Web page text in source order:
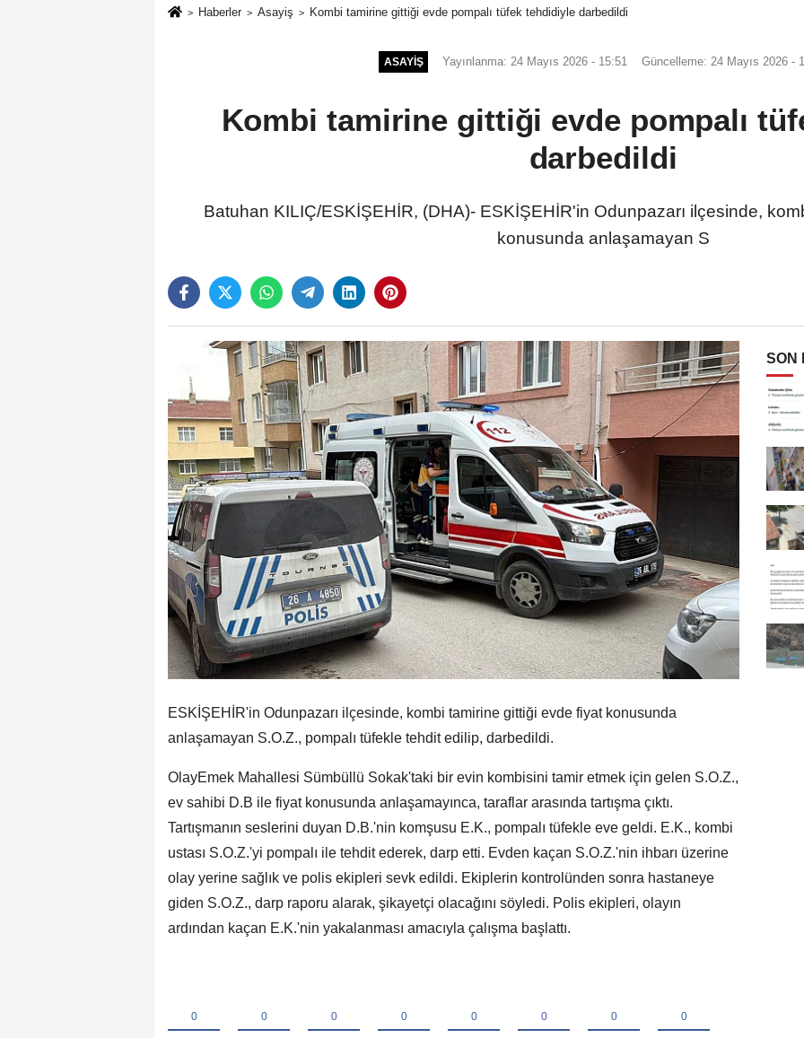
Haberler Asayiş Kombi tamirine gittiği evde pompalı tüfek tehdidiyle darbedildi
ASAYIŞ Yayınlanma: 24 Mayıs 2026 - 15:51 Güncelleme: 24 Mayıs 2026 -
Kombi tamirine gittiği evde pompalı
darbedildi
Batuhan KILIÇ/ESKİŞEHİR, (DHA)- ESKİŞEHİR'in Odunpazarı ilçesinde,
konusunda anlaşamayan S
ESKİŞEHİR'in Odunpazarı ilçesinde, kombi tamirine gittiği evde fiyat konusunda
anlaşamayan S.O.Z., pompalı tüfekle tehdit edilip, darbedildi.
OlayEmek Mahallesi Sümbüllü Sokak'taki bir evin kombisini tamir etmek için gelen S.O.Z.,
ev sahibi D.B ile fiyat konusunda anlaşamayınca, taraflar arasında tartışma çıktı.
Tartışmanın seslerini duyan D.B.'nin komşusu E.K., pompalı tüfekle eve geldi. E.K., kombi
ustası S.O.Z.'yi pompalı ile tehdit ederek, darp etti. Evden kaçan S.O.Z.'nin ihbarı üzerine
olay yerine sağlık ve polis ekipleri sevk edildi. Ekiplerin kontrolünden sonra hastaneye
giden S.O.Z., darp raporu alarak, şikayetçi olacağını söyledi. Polis ekipleri, olayın
ardından kaçan E.K.'nin yakalanması amacıyla çalışma başlattı.
SON